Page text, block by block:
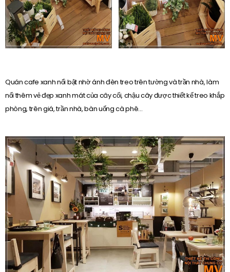
Quán cafe xanh nổi bật nhờ ánh đèn treo trên tường và trần nhà, làm
nổi thêm vẻ đẹp xanh mát của cây cối, chậu cây được thiết kế treo khắp
phòng, trên giá, trần nhà, bàn uống cà phê…